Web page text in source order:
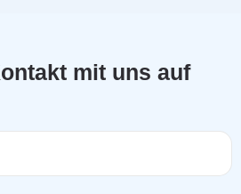
mit uns auf